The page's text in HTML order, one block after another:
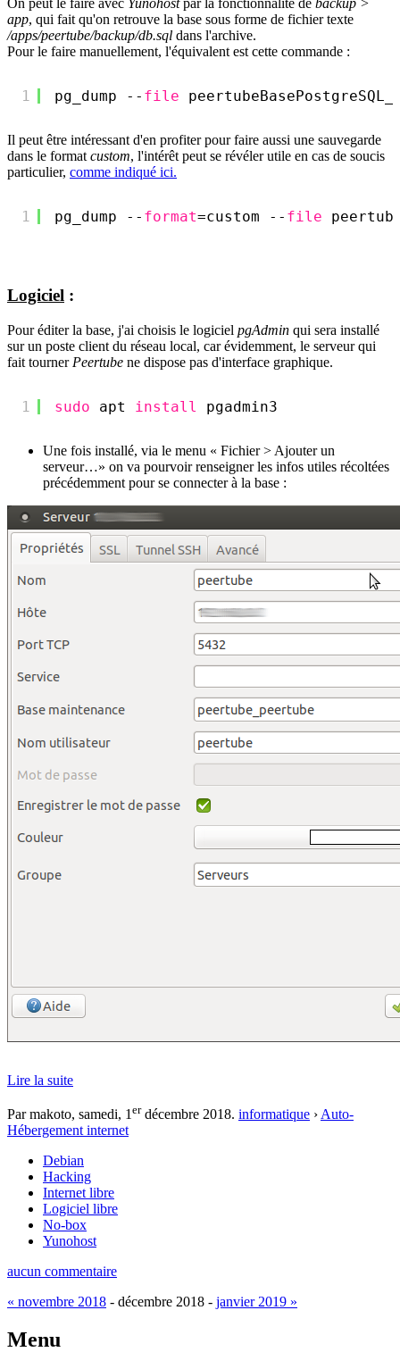
On peut le faire avec Yunohostpar la fonctionnalité de backup >
app, qui fait qu'on retrouve la base sous forme de fichier texte
/apps/peertube/backup/db.sql dans l'archive.
Pour le faire manuellement, l'équivalent est cette commande :
1 pg_dump -- file
Il peut être intéressant d'en profiter pour faire aussi une sauvegarde
dans le format custom, l'intérêt peut se révéler utile en cas de soucis
particulier, comme indiqué ici.
1 pg_dump -- format=custom -- file
Logiciel :
Pour éditer la base, j'ai choisis le logiciel pgAdmin qui sera installé
sur un poste client du réseau local, car évidemment, le serveur qui
fait tourner Peertube ne dispose pas d'interface graphique.
1 sudo apt install pgadmin3
Une fois installé, via le menu « Fichier > Ajouter un
serveur…» on va pourvoir renseigner les infos utiles récoltées
précédemment pour se connecter à la base :
Lire la suite
Par makoto, samedi, 1 erdécembre 2018. informatique › Auto-
Hébergement internet
Debian
Hacking
Internet libre
Logiciel libre
No-box
Yunohost
aucun commentaire
« novembre 2018 - décembre 2018 - janvier 2019 »
Menu